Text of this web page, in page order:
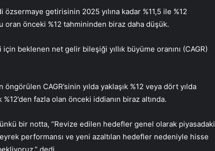
getirisinin 2025 yılına kadar %11,5 ile %12
oran önceki %12 tahmininden biraz daha düşük.
beklenen net gelir bileşiği yıllık büyüme oranını (CAGR)
öngörülen CAGR’sinin yılda yaklaşık %12 veya dört yılda
fazla olan önceki iddianın biraz altında.
bir notta, “Revize edilen hedefler genel olarak piyasadaki
performansı ve yeni azaltılan hedefler nedeniyle hisse